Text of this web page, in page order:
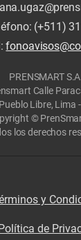
(+511)
PRENSMART
Calle
Pueblo Libre, Lima
©
los derechos
y
de